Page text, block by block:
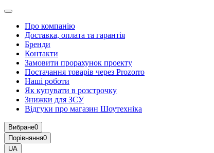
Про компанію
Доставка, оплата та гарантія
Бренди
Контакти
Замовити прорахунок проекту
Постачання товарів через Prozorro
Наші роботи
Як купувати в розстрочку
Знижки для ЗСУ
Відгуки про магазин Шоутехнiка
Вибране0
Порівняння0
UA